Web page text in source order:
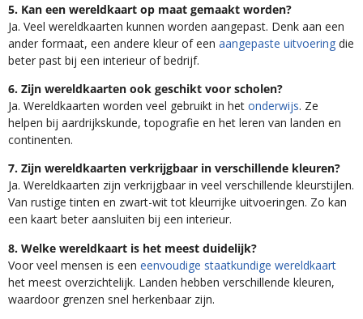
5. Kan een wereldkaart op maat gemaakt worden?
Ja. Veel wereldkaarten kunnen worden aangepast. Denk aan een
ander formaat, een andere kleur of een aangepaste uitvoering die
beter past bij een interieur of bedrijf.
6. Zijn wereldkaarten ook geschikt voor scholen?
Ja. Wereldkaarten worden veel gebruikt in het onderwijs. Ze
helpen bij aardrijkskunde, topografie en het leren van landen en
continenten.
7. Zijn wereldkaarten verkrijgbaar in verschillende kleuren?
Ja. Wereldkaarten zijn verkrijgbaar in veel verschillende kleurstijlen.
Van rustige tinten en zwart-wit tot kleurrijke uitvoeringen. Zo kan
een kaart beter aansluiten bij een interieur.
8. Welke wereldkaart is het meest duidelijk?
Voor veel mensen is een eenvoudige staatkundige wereldkaart
het meest overzichtelijk. Landen hebben verschillende kleuren,
waardoor grenzen snel herkenbaar zijn.